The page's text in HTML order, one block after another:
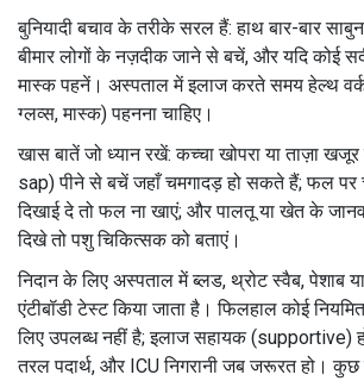
बुनियादी बचाव के तरीके सरल हैं: हाथ बार-बार
बीमार लोगों के नज़दीक जाने से बचें, और यदि कोई
मास्क पहनें। अस्पताल में इलाज करते समय हेल्थ
ग्लव्स, मास्क) पहनना चाहिए।
खास बातें जो ध्यान रखें: कच्चा खोपरा या ताज़ा
sap) पीने से बचें जहाँ चमगादड़ हो सकते हैं; फल पर
दिखाई दे तो फल ना खाएं; और पालतू या खेत के
दिखे तो पशु चिकित्सक को बताएं।
निदान के लिए अस्पताल में ब्लड, थ्रोट स्वैब, पेशाब
एंटीबॉडी टेस्ट किया जाता है। फिलहाल कोई
लिए उपलब्ध नहीं है; इलाज सहायक (supportive)
तरल पदार्थ, और ICU निगरानी जब जरूरत हो। कुछ